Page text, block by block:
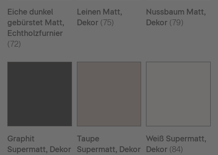
Eiche dunkel
gebürstet Matt,
Echtholzfurnier
(72)
Leinen Matt,
Dekor(75)
Nussbaum Matt,
Dekor (79)
Graphit
Supermatt, Dekor
Taupe
Supermatt, Dekor
Weiß Supermatt,
Dekor (84)